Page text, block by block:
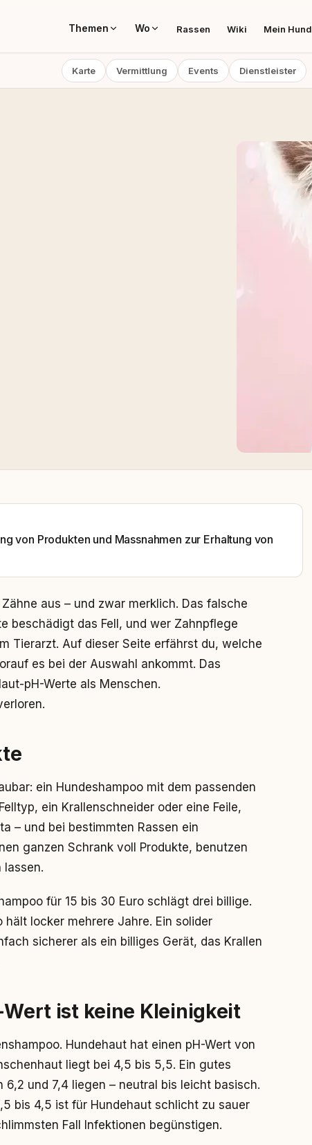
Themen Wo Rassen Wiki Mein Hund
Karte Vermittlung Events Dienstleister
von Produkten und Massnahmen zur Erhaltung von
aus – und zwar merklich. Das falsche
beschädigt das Fell, und wer Zahnpflege
Tierarzt. Auf dieser Seite erfährst du, welche
es bei der Auswahl ankommt. Das
pH-Werte als Menschen.
ein Hundeshampoo mit dem passenden
ein Krallenschneider oder eine Feile,
– und bei bestimmten Rassen ein
ganzen Schrank voll Produkte, benutzen
lassen.
für 15 bis 30 Euro schlägt drei billige.
locker mehrere Jahre. Ein solider
sicherer als ein billiges Gerät, das Krallen
ist keine Kleinigkeit
Hundehaut hat einen pH-Wert von
liegt bei 4,5 bis 5,5. Ein gutes
und 7,4 liegen – neutral bis leicht basisch.
bis 4,5 ist für Hundehaut schlicht zu sauer
Fall Infektionen begünstigen.